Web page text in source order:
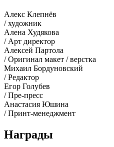
Алекс Клепнёв
/ художник
Алена Худякова
/ Арт директор
Алексей Партола
/ Оригинал макет / верстка
Михаил Бордуновский
/ Редактор
Егор Голубев
/ Пре-пресс
Анастасия Юшина
/ Принт-менеджмент
Награды